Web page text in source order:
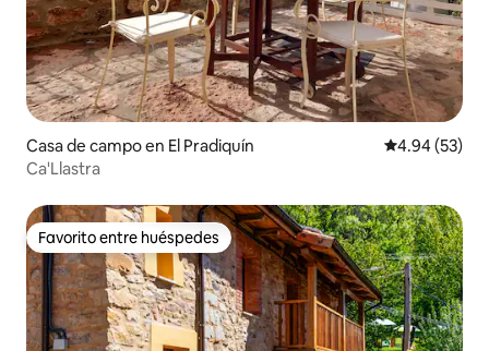
Casa de campo en El Pradiquín Calificación
4.94 (53)
Ca'Llastra
Favorito entre huéspedes
Favorito entre huéspedes